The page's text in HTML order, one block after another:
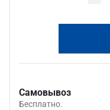
Самовывоз
Бесплатно.